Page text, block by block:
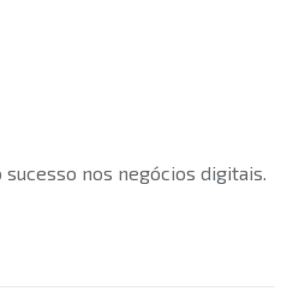
nos negócios digitais.